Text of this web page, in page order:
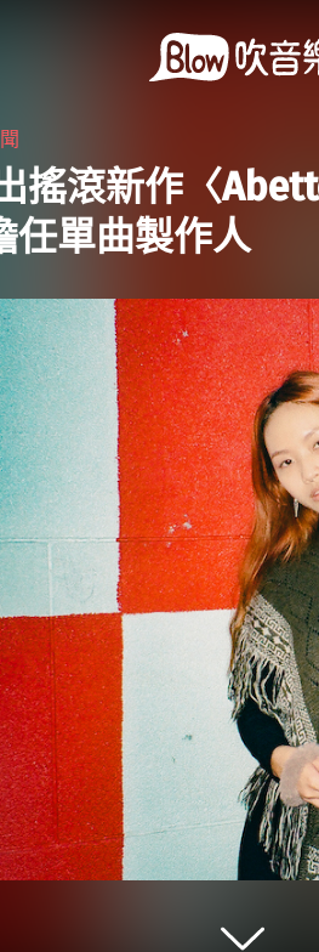
搖滾新作〈
任單曲製作人